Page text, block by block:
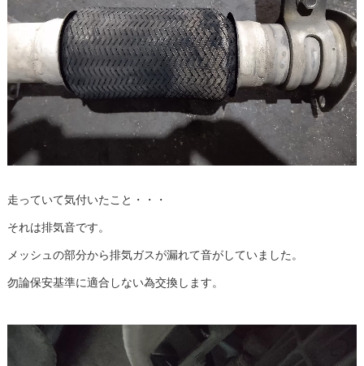
走っていて気付いたこと・・・
それは排気音です。
メッシュの部分から排気ガスが漏れて音がしていました。
勿論保安基準に適合しない為交換します。